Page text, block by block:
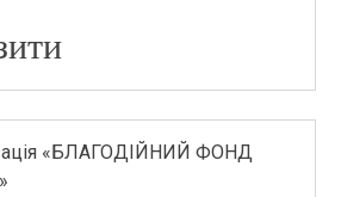
«БЛАГОДІЙНИЙ ФОНД